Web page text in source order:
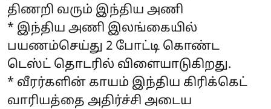
திணறி வரும் இந்திய அணி
* இந்திய அணி இலங்கையில்
பயணம்செய்து 2 போட்டி கொண்ட
டெஸ்ட் தொடரில் விளையாடுகிறது.
* வீரர்களின் காயம் இந்திய கிரிக்கெட்
வாரியத்தை அதிர்ச்சி அடைய